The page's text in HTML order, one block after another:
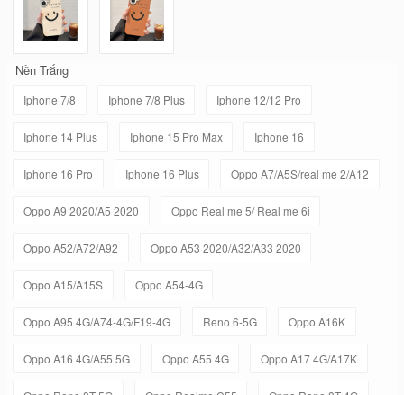
Nền Trắng
Iphone 7/8 Iphone 7/8 Plus Iphone 12/12 Pro
Iphone 14 Plus Iphone 15 Pro Max Iphone 16
Iphone 16 Pro Iphone 16 Plus Oppo A7/A5S/real me 2/A12
Oppo A9 2020/A5 2020 Oppo Real me 5/ Real me 6i
Oppo A52/A72/A92 Oppo A53 2020/A32/A33 2020
Oppo A15/A15S Oppo A54-4G
Oppo A95 4G/A74-4G/F19-4G Reno 6-5G Oppo A16K
Oppo A16 4G/A55 5G Oppo A55 4G Oppo A17 4G/A17K